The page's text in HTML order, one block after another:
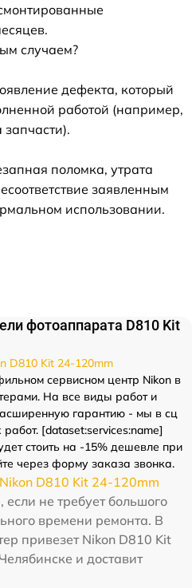
случаем?
дефекта, который
работой (например,
поломка, утрата
заявленным
использовании.
фотоаппарата D810 Kit
D810 Kit 24-120mm
сервисном центр Nikon в
На все виды работ и
гарантию - мы в сц
[dataset:services:name]
стоить на -15% дешевле при
через форму заказа звонка.
D810 Kit 24-120mm
не требует большого
времени ремонта. В
привезет Nikon D810 Kit
и доставит